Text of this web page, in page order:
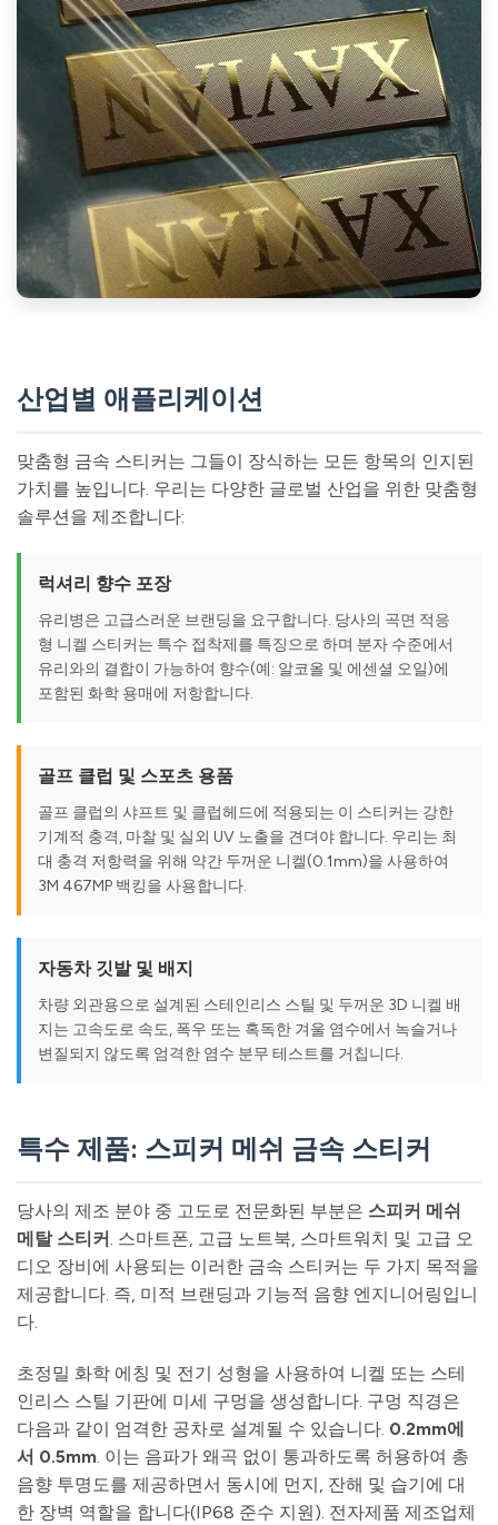
산업별 애플리케이션
맞춤형 금속 스티커는 그들이 장식하는 모든 항목의 인지된
가치를 높입니다. 우리는 다양한 글로벌 산업을 위한 맞춤형
솔루션을 제조합니다:
럭셔리 향수 포장
유리병은 고급스러운 브랜딩을 요구합니다. 당사의 곡면 적응
형 니켈 스티커는 특수 접착제를 특징으로 하며 분자 수준에서
유리와의 결합이 가능하여 향수(예: 알코올 및 에센셜 오일)에
포함된 화학 용매에 저항합니다.
골프 클럽 및 스포츠 용품
골프 클럽의 샤프트 및 클럽헤드에 적용되는 이 스티커는 강한
기계적 충격, 마찰 및 실외 UV 노출을 견뎌야 합니다. 우리는 최
대 충격 저항력을 위해 약간 두꺼운 니켈(0.1mm)을 사용하여
3M 467MP 백킹을 사용합니다.
자동차 깃발 및 배지
차량 외관용으로 설계된 스테인리스 스틸 및 두꺼운 3D 니켈 배
지는 고속도로 속도, 폭우 또는 혹독한 겨울 염수에서 녹슬거나
변질되지 않도록 엄격한 염수 분무 테스트를 거칩니다.
특수 제품: 스피커 메쉬 금속 스티커
당사의 제조 분야 중 고도로 전문화된 부분은 스피커 메쉬
메탈 스티커 . 스마트폰, 고급 노트북, 스마트워치 및 고급 오
디오 장비에 사용되는 이러한 금속 스티커는 두 가지 목적을
제공합니다. 즉, 미적 브랜딩과 기능적 음향 엔지니어링입니
다.
초정밀 화학 에칭 및 전기 성형을 사용하여 니켈 또는 스테
인리스 스틸 기판에 미세 구멍을 생성합니다. 구멍 직경은
다음과 같이 엄격한 공차로 설계될 수 있습니다. 0.2mm에
서 0.5mm. 이는 음파가 왜곡 없이 통과하도록 허용하여 총
음향 투명도를 제공하면서 동시에 먼지, 잔해 및 습기에 대
한 장벽 역할을 합니다(IP68 준수 지원). 전자제품 제조업체